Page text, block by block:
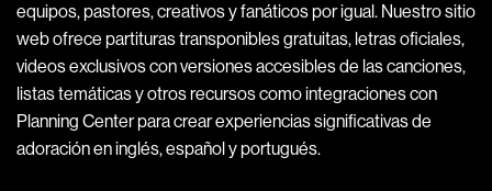
equipos, pastores, creativos y fanáticos por igual. Nuestro sitio
web ofrece partituras transponibles gratuitas, letras oficiales,
videos exclusivos con versiones accesibles de las canciones,
listas temáticas y otros recursos como integraciones con
Planning Center para crear experiencias significativas de
adoración en inglés, español y portugués.